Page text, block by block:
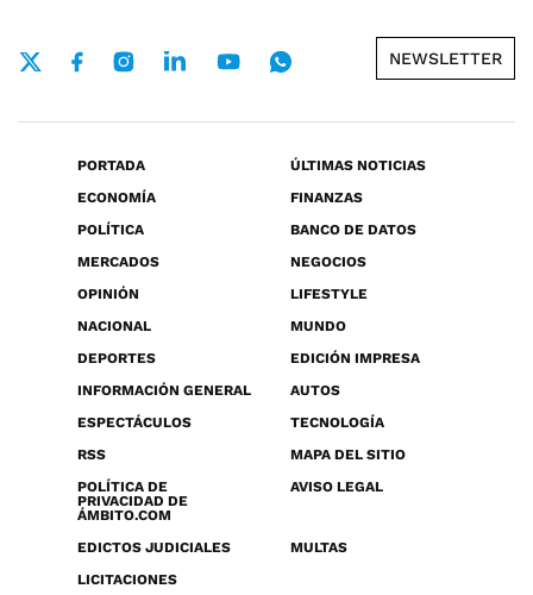
NEWSLETTER
PORTADA
ÚLTIMAS NOTICIAS
ECONOMÍA
FINANZAS
POLÍTICA
BANCO DE DATOS
MERCADOS
NEGOCIOS
OPINIÓN
LIFESTYLE
NACIONAL
MUNDO
DEPORTES
EDICIÓN IMPRESA
INFORMACIÓN GENERAL
AUTOS
ESPECTÁCULOS
TECNOLOGÍA
RSS
MAPA DEL SITIO
POLÍTICA DE
PRIVACIDAD DE
ÁMBITO.COM
AVISO LEGAL
EDICTOS JUDICIALES
MULTAS
LICITACIONES